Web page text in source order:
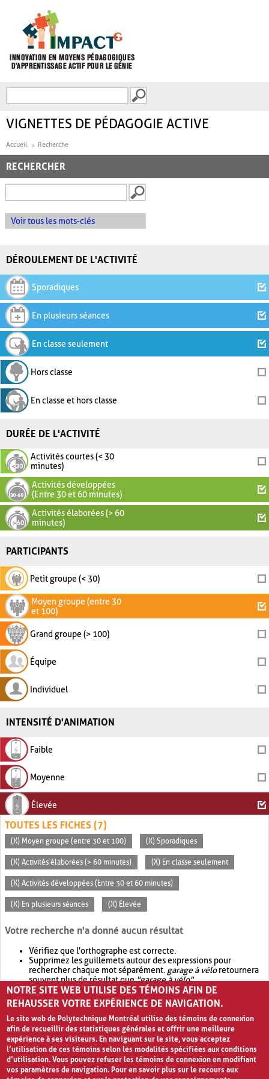
FORMULAIRE DE
VIGNETTES DE PÉDAGOGIE ACTIVE
Accueil Recherche
RECHERCHER
Voir tous les mots-clés
DÉROULEMENT DE L'ACTIVITÉ
Sporadiques
En plusieurs séances
En classe seulement
Hors classe
En classe et hors classe
DURÉE DE L'ACTIVITÉ
Activités courtes (< 30
minutes)
Activités développées
(Entre 30 et 60 minutes)
Activités élaborées (> 60
minutes)
PARTICIPANTS
Petit groupe (< 30)
Moyen groupe (entre 30
et 100)
Grand groupe (> 100)
Équipe
Individuel
INTENSITÉ D'ANIMATION
Faible
Moyenne
Élevée
TOUTES LES FICHES (7)
(X) Moyen groupe (entre 30 et 100) (X) Sporadiques
(X) Activités élaborées (> 60 minutes) (X) En classe seulement
(X) Activités développées (Entre 30 et 60 minutes)
(X) En plusieurs séances (X) Élevée
Votre recherche n'a donné aucun résultat
Vérifiez que l'orthographe est correcte.
Supprimez les guillemets autour des expressions pour
rechercher chaque mot séparément. garage à véloretournera
souvent plus de résultat que"garage à vélo".
Envisagez d'élargir votre recherche avec OR.garage OR vélo
retournera souvent plus de résultat quegarage à vélo
NOTRE SITE WEB UTILISE DES TÉMOINS AFIN DE
REHAUSSER VOTRE EXPÉRIENCE DE NAVIGATION.
Le site web de Polytechnique Montréal utilise des témoins de connexion
afin de recueillir des statistiques générales et offrir une meilleure
expérience à ses visiteurs. En naviguant sur le site, vous acceptez
l’utilisation de ces témoins selon les modalités spécifiées aux conditions
d’utilisation. Vous pouvez refuser les témoins de connexion en modifiant
vos paramètres de navigation. Pour en savoir plus sur le recours aux